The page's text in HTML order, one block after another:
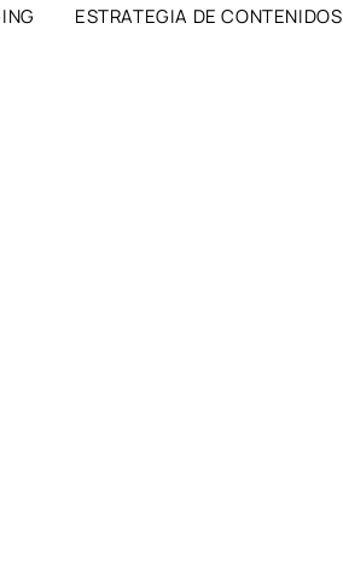
ESTRATEGIA DE CONTENIDOS